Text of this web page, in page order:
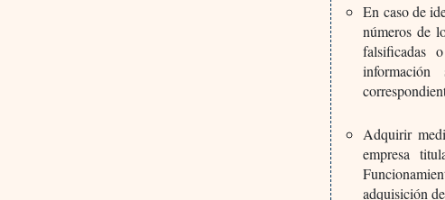
En caso de
números de
falsificadas
Adquirir
empresa
adquisición